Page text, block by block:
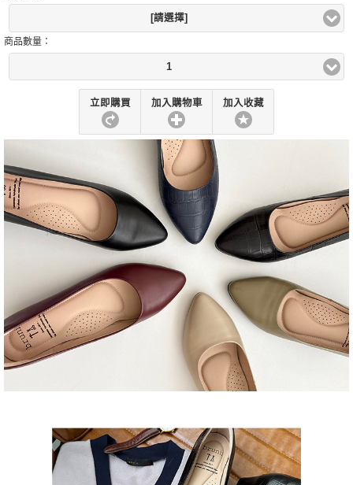
[請選擇]
商品數量：
1
立即購買 加入購物車 加入收藏